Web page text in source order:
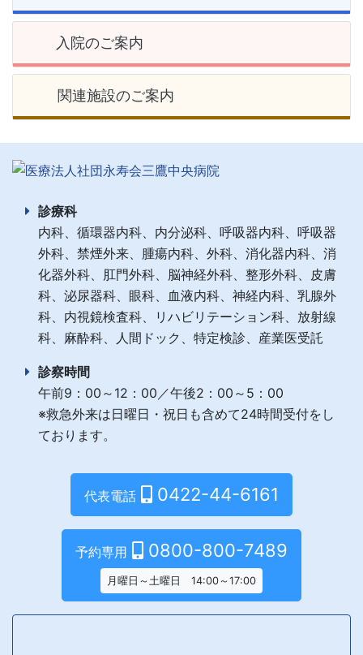
入院のご案内
関連施設のご案内
診療科
内科、循環器内科、内分泌科、呼吸器内科、呼吸器
外科、禁煙外来、腫瘍内科、外科、消化器内科、消
化器外科、肛門外科、脳神経外科、整形外科、皮膚
科、泌尿器科、眼科、血液内科、神経内科、乳腺外
科、内視鏡検査科、リハビリテーション科、放射線
科、麻酔科、人間ドック、特定検診、産業医受託
診察時間
午前9：00～12：00／午後2：00～5：00
※救急外来は日曜日・祝日も含めて24時間受付をし
ております。
代表電話 0422-44-6161
予約専用 0800-800-7489
月曜日～土曜日 14:00～17:00